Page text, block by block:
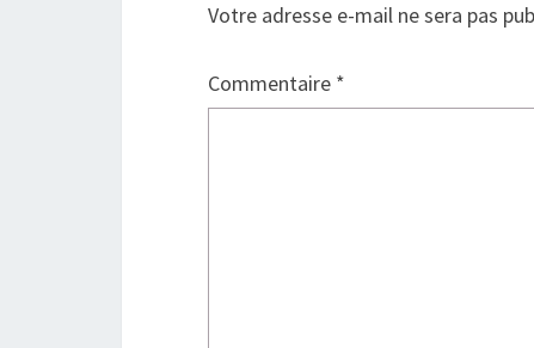
Votre adresse e-mail ne sera pas
Commentaire *